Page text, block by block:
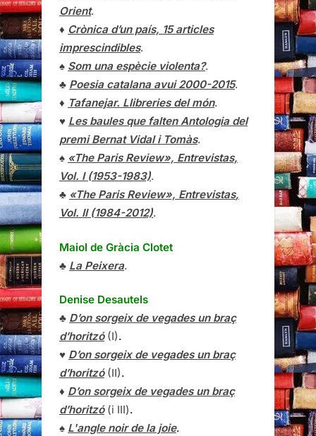
Orient.
♦ Crònica d’un país, 15 articles
imprescindibles.
♠ Som una espècie violenta?.
♣ Poesia catalana avui 2000-2015.
♦ Tafanejar. Llibreries del món.
♥ Les baules que falten Antologia del
premi Bernat Vidal i Tomàs.
♠ «The Paris Review», Entrevistas,
Vol. I (1953-1983).
♣ «The Paris Review», Entrevistas,
Vol. II (1984-2012).
Maiol de Gràcia Clotet
♣ La Peixera.
Denise Desautels
♣ D’on sorgeix de vegades un braç
d’horitzó(I).
♥ D’on sorgeix de vegades un braç
d’horitzó(II).
♦ D’on sorgeix de vegades un braç
d’horitzó(i III).
♠ L'angle noir de la joie.